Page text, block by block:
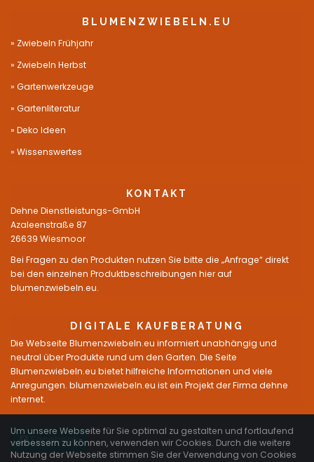
BLUMENZWIEBELN.EU
Zwiebeln Frühjahr
Zwiebeln Herbst
Gartenwerkzeuge
Gartenliteratur
Deko Ideen
Wissenswertes
KONTAKT
Dehne Dienstleistungs-GmbH
Azaleenstraße 87
26639 Wiesmoor
Bei Fragen zu den Produkten nutzen Sie bitte die „Anfrage“ direkt
bei den einzelnen Produktbeschreibungen hier auf
blumenzwiebeln.eu.
DIGITALE KAUFBERATUNG
Die Webseite Blumenzwiebeln.eu informiert unabhängig und
neutral über Produkte rund um den Garten. Die Seite
Blumenzwiebeln.eu bietet hilfreiche Informationen und viele
Anregungen. blumenzwiebeln.eu ist ein Projekt der Firma dehne
internet.
Facebook
Um unsere Webseite für Sie optimal zu gestalten und fortlaufend
verbessern zu können, verwenden wir Cookies. Durch die weitere
Nutzung der Webseite stimmen Sie der Verwendung von Cookies